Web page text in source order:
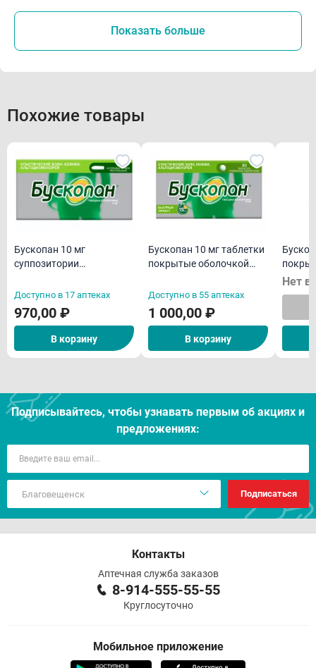
Показать больше
Похожие товары
Бускопан 10 мг
суппозитории
Доступно в 17 аптеках
970,00 ₽
В корзину
Бускопан 10 мг таблетки
покрытые оболочкой
Доступно в 55 аптеках
1 000,00 ₽
В корзину
N20
Нет в
Подписывайтесь, чтобы узнавать первым об акцияx и
предложениях:
Подписаться
Контакты
Аптечная служба заказов
8-914-555-55-55
Круглосуточно
Мобильное приложение